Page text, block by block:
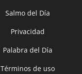
Salmo del Día
Privacidad
Palabra del Día
Términos de uso